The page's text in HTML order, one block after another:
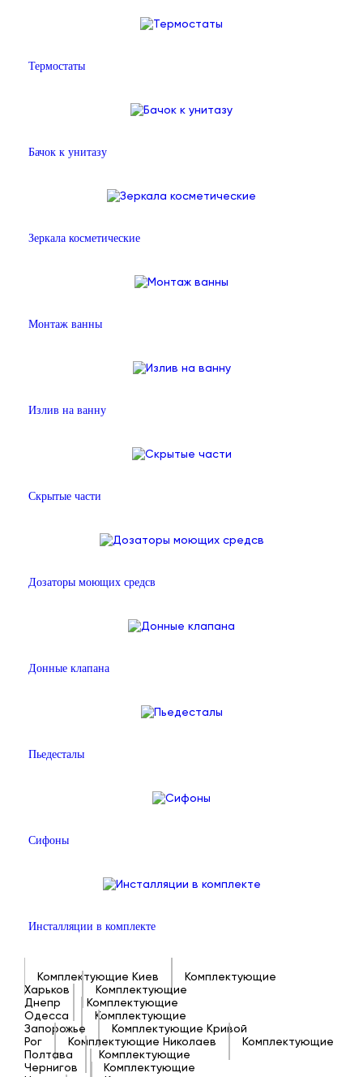
Термостаты
Бачок к унитазу
Зеркала косметические
Монтаж ванны
Излив на ванну
Скрытые части
Дозаторы моющих средсв
Донные клапана
Пьедесталы
Сифоны
Инсталляции в комплекте
Комплектующие Киев
Комплектующие
Харьков
Комплектующие
Днепр
Комплектующие
Одесса
Комплектующие
Запорожье
Комплектующие Кривой
Рог
Комплектующие Николаев
Комплектующие
Полтава
Комплектующие
Чернигов
Комплектующие